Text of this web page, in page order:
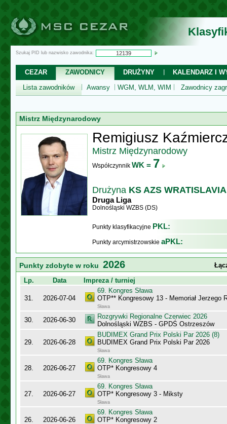
Szukaj PID lub nazwisko zawodnika:
CEZAR ZAWODNICY DRUŻYNY
KALENDARZ I
Lista zawodników
Awansy WGM, WLM, WIM Zawodnicy
Mistrz Międzynarodowy
Remigiusz
Mistrz Międzynarodowy
Współczynnik WK = 7
Drużyna KS AZS
Druga Liga
Dolnośląski WZBS (DS)
Punkty klasyfikacyjne PKL:
Punkty arcymistrzowskie aPKL:
Punkty zdobyte w roku 2026
Lp.
Data Impreza / turniej
31. 2026-07-04
69. Kongres Sława
OTP** Kongresowy 13 - Memoriał Jerzego
Sława
30. 2026-06-30
Rozgrywki Regionalne Czerwiec 2026
Dolnośląski WZBS - GPDŚ Ostrzeszów
29. 2026-06-28
BUDIMEX Grand Prix Polski Par 2026 (8)
BUDIMEX Grand Prix Polski Par 2026
Sława
28. 2026-06-27
69. Kongres Sława
OTP* Kongresowy 4
Sława
27. 2026-06-27
69. Kongres Sława
OTP* Kongresowy 3 - Miksty
Sława
26. 2026-06-26
69. Kongres Sława
OTP* Kongresowy 2